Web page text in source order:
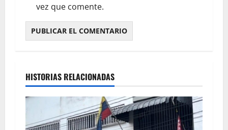
vez que comente.
HISTORIAS RELACIONADAS